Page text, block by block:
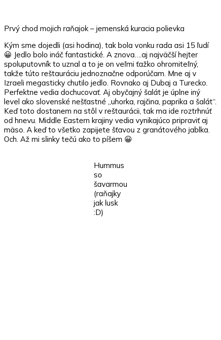
Prvý chod mojich raňajok – jemenská kuracia polievka
Kým sme dojedli (asi hodina), tak bola vonku rada asi 15 ľudí
😀 Jedlo bolo ináč fantastické. A znova….aj najväčší hejter
spoluputovník to uznal a to je on veľmi ťažko ohromiteľný,
takže túto reštauráciu jednoznačne odporúčam. Mne aj v
Izraeli megasticky chutilo jedlo. Rovnako aj Dubaj a Turecko.
Perfektne vedia dochucovať. Aj obyčajný šalát je úplne iný
level ako slovenské nešťastné „uhorka, rajčina, paprika a šalát“.
Keď toto dostanem na stôl v reštaurácii, tak ma ide roztrhnúť
od hnevu. Middle Eastern krajiny vedia vynikajúco pripraviť aj
mäso. A keď to všetko zapijete šťavou z granátového jablka.
Och. Až mi slinky tečú ako to píšem 😀
Hummus
so
šavarmou
(raňajky
jak lusk
:D)